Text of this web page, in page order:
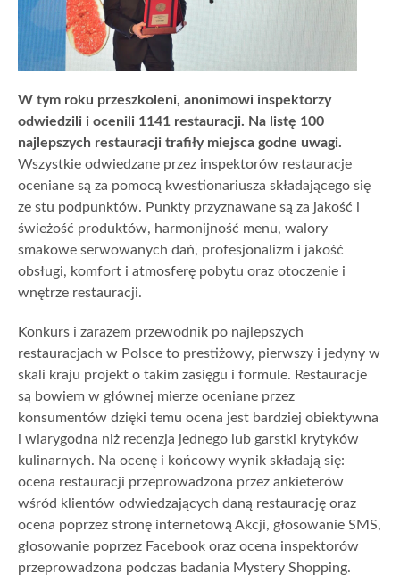
W tym roku przeszkoleni, anonimowi inspektorzy
odwiedzili i ocenili 1141 restauracji. Na listę 100
najlepszych restauracji trafiły miejsca godne uwagi.
Wszystkie odwiedzane przez inspektorów restauracje
oceniane są za pomocą kwestionariusza składającego się
ze stu podpunktów. Punkty przyznawane są za jakość i
świeżość produktów, harmonijność menu, walory
smakowe serwowanych dań, profesjonalizm i jakość
obsługi, komfort i atmosferę pobytu oraz otoczenie i
wnętrze restauracji.
Konkurs i zarazem przewodnik po najlepszych
restauracjach w Polsce to prestiżowy, pierwszy i jedyny w
skali kraju projekt o takim zasięgu i formule. Restauracje
są bowiem w głównej mierze oceniane przez
konsumentów dzięki temu ocena jest bardziej obiektywna
i wiarygodna niż recenzja jednego lub garstki krytyków
kulinarnych. Na ocenę i końcowy wynik składają się:
ocena restauracji przeprowadzona przez ankieterów
wśród klientów odwiedzających daną restaurację oraz
ocena poprzez stronę internetową Akcji, głosowanie SMS,
głosowanie poprzez Facebook oraz ocena inspektorów
przeprowadzona podczas badania Mystery Shopping.